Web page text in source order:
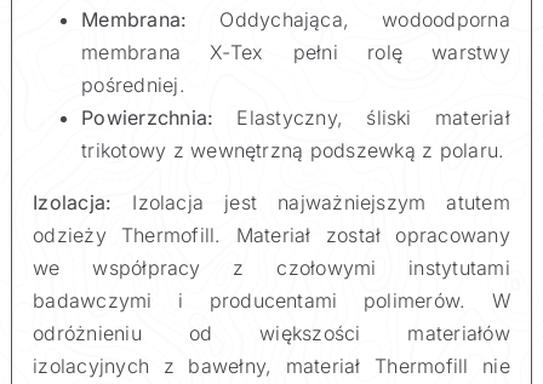
Membrana: Oddychająca, wodoodporna
membrana X-Tex pełni rolę warstwy
pośredniej.
Powierzchnia: Elastyczny, śliski materiał
trikotowy z wewnętrzną podszewką z polaru.
Izolacja: Izolacja jest najważniejszym atutem
odzieży Thermofill. Materiał został opracowany
we współpracy z czołowymi instytutami
badawczymi i producentami polimerów. W
odróżnieniu od większości materiałów
izolacyjnych z bawełny, materiał Thermofill nie